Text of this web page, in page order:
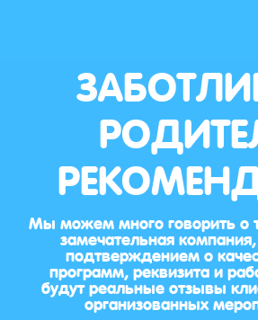
Мы можем много говорить о
замечательная
подтверждением о
программ, реквизита и
будут реальные отзывы
организованных